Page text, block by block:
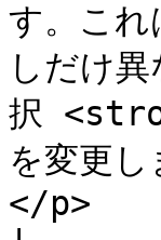
す。これ
しだけ
択
を変更
</p>